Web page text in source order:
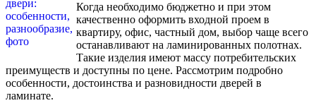
Когда необходимо бюджетно и при этом
качественно оформить входной проем в
квартиру, офис, частный дом, выбор чаще всего
останавливают на ламинированных полотнах.
Такие изделия имеют массу потребительских
преимуществ и доступны по цене. Рассмотрим подробно
особенности, достоинства и разновидности дверей в
ламинате.